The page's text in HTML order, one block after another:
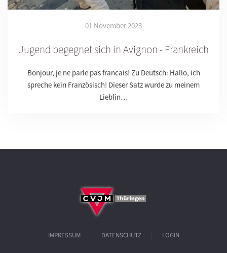
01 November 2023
Jugend begegnet sich in Avignon - Frankreich
Bonjour, je ne parle pas francais! Zu Deutsch: Hallo, ich
spreche kein Französisch! Dieser Satz wurde zu meinem
Lieblin…
IMPRESSUM DATENSCHUTZ LOGIN